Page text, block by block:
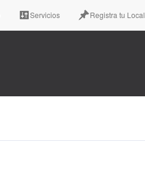
Servicios Registra tu Local